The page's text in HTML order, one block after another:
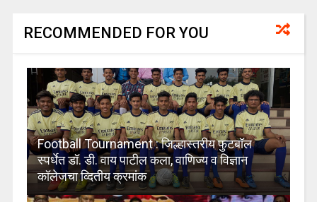
RECOMMENDED FOR YOU
Football Tournament : जिल्हास्तरीय फुटबॉल
स्पर्धेत डॉ. डी. वाय पाटील कला, वाणिज्य व विज्ञान
कॉलेजचा व्दितीय क्रमांक